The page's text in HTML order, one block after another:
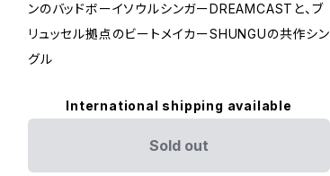
ンのバッドボーイソウルシンガーDREAMCASTと、ブ
リュッセル拠点のビートメイカーSHUNGUの共作シン
グル
International shipping available
Sold out